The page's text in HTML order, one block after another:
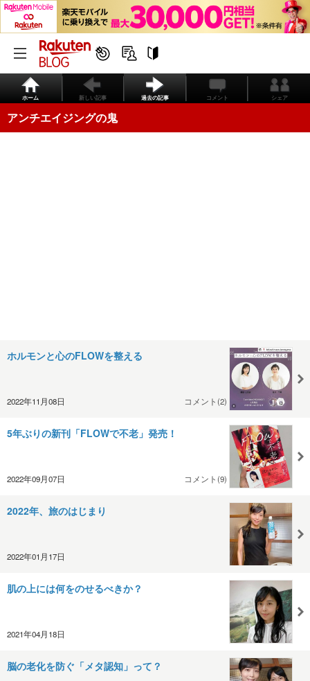
ホーム 新しい記事 過去の記事 コメント シェア
アンチエイジングの鬼
ホルモンと心のFLOWを整える
2022年11月08日 コメント(2)
5年ぶりの新刊「FLOWで不老」発売！
2022年09月07日 コメント(9)
2022年、旅のはじまり
2022年01月17日
肌の上には何をのせるべきか？
2021年04月18日
脳の老化を防ぐ「メタ認知」って？